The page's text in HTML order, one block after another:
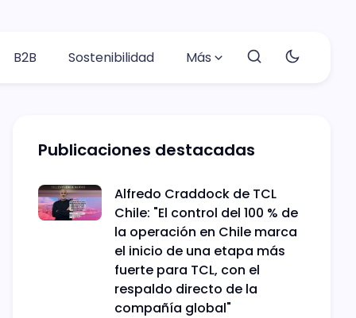
B2B Sostenibilidad Más
Publicaciones destacadas
Alfredo Craddock de TCL
Chile: "El control del 100 % de
la operación en Chile marca
el inicio de una etapa más
fuerte para TCL, con el
respaldo directo de la
compañía global"